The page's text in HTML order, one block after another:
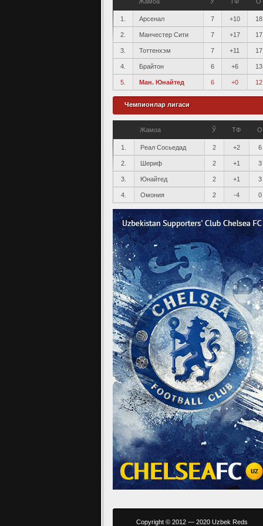
1. Арсенал 7 +10 18
2. Манчестер Сити 7 +17 17
3. Тоттенхэм 7 +11 17
4. Брайтон 6 +6 13
5. Ман. Юнайтед 6 +0 12
Чемпионлар лигаси
Жамоа Ў ТФ О
1. Реал Сосьедад 2 +2 6
2. Шериф 2 +1 3
3. Юнайтед 2 +1 3
4. Омония 2 -4 0
Copyright © 2012 — 2020 Uzbek Reds